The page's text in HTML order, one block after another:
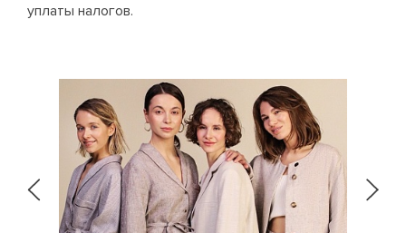
уплаты налогов.